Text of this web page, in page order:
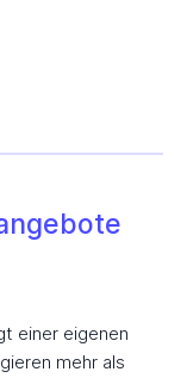
einer eigenen
mehr als